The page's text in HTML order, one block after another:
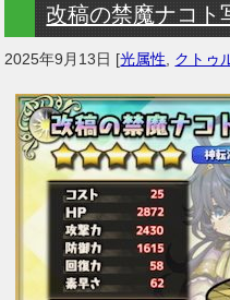
改稿の禁魔ナコト
2025年9月13日 [光属性 クトゥ